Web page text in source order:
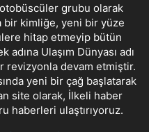
otobüscüler grubu olarak
bir kimliğe, yeni bir yüze
hitap etmeyip bütün
Ulaşım Dünyası adı
revizyonla devam etmiştir.
yeni bir çağ başlatarak
site olarak, İlkeli haber
haberleri ulaştırıyoruz.